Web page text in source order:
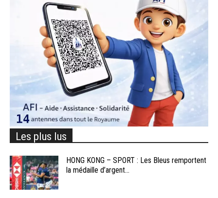
Les plus lus
HONG KONG – SPORT : Les Bleus remportent
la médaille d’argent...